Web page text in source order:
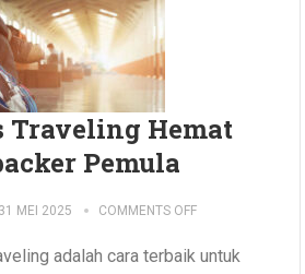
Traveling Hemat
Pemula
31 MEI 2025 COMMENTS OFF
adalah cara terbaik untuk